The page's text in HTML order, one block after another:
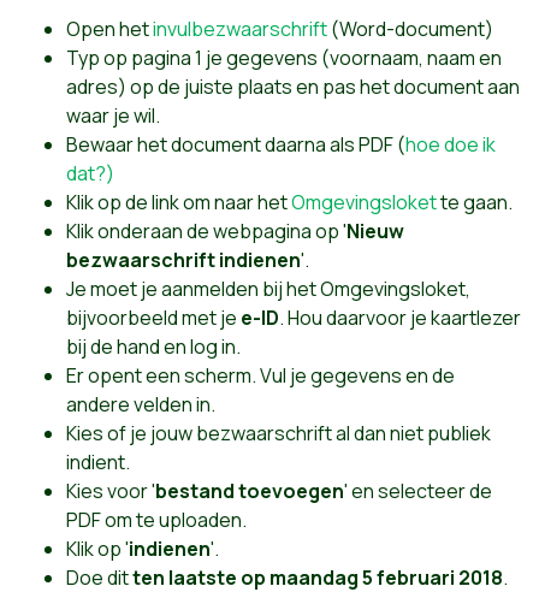
Open hetinvulbezwaarschrift(Word-document)
Typ op pagina 1 je gegevens (voornaam, naam en
adres) op de juiste plaats en pas het document aan
waar je wil.
Bewaar het document daarna als PDF (hoe doe ik
dat?)
Klik op de link om naar hetOmgevingslokette gaan.
Klik onderaan de webpagina op 'Nieuw
bezwaarschrift indienen'.
Je moet je aanmelden bij het Omgevingsloket,
bijvoorbeeld met je e-ID. Hou daarvoor je kaartlezer
bij de hand en log in.
Er opent een scherm. Vul je gegevens en de
andere velden in.
Kies of je jouw bezwaarschrift al dan niet publiek
indient.
Kies voor 'bestand toevoegen' en selecteer de
PDF om te uploaden.
Klik op 'indienen'.
Doe ditten laatste op maandag 5 februari 2018.